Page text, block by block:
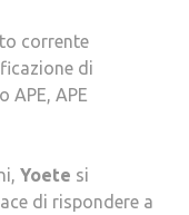
corrente
di
APE, APE
Yoete si
di rispondere a